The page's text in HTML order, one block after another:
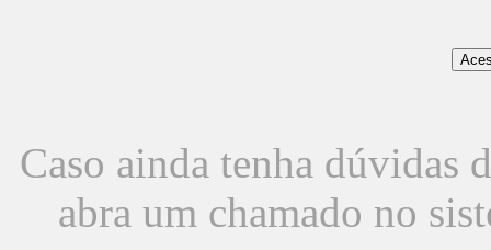
Caso ainda tenha dúvidas
abra um chamado no